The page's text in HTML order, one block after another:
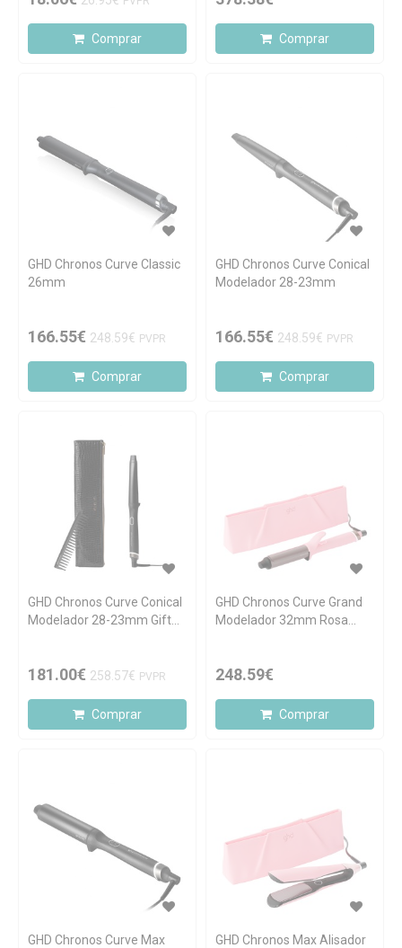
Comprar Comprar
GHD Chronos Curve Classic
26mm
166.55€ 248.59€ PVPR
Comprar
GHD Chronos Curve Conical
Modelador 28-23mm
166.55€ 248.59€ PVPR
Comprar
GHD Chronos Curve Conical
Modelador 28-23mm Gift
181.00€ 258.57€ PVPR
Comprar
GHD Chronos Curve Grand
Modelador 32mm Rosa
248.59€
Comprar
GHD Chronos Curve Max
GHD Chronos Max Alisador